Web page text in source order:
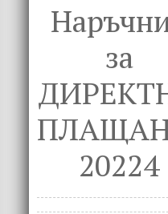
за
20224